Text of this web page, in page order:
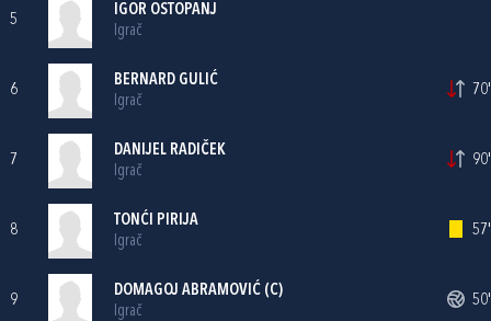
5
IGOR OSTOPANJ
Igrač
6
BERNARD GULIĆ
Igrač
70'
7
DANIJEL RADIČEK
Igrač
90'
8
TONĆI PIRIJA
Igrač
57'
9
DOMAGOJ ABRAMOVIĆ (C)
Igrač
50'